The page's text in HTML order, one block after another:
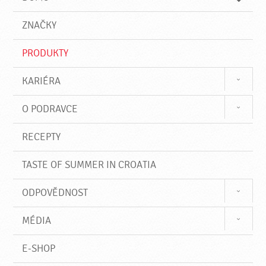
d
á
v
í
d
ZNAČKY
PRODUKTY
KARIÉRA
O PODRAVCE
RECEPTY
TASTE OF SUMMER IN CROATIA
ODPOVĚDNOST
MÉDIA
E-SHOP